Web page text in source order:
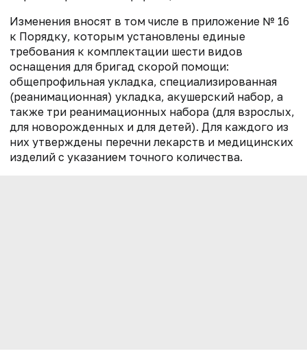
Изменения вносят в том числе в приложение № 16
к Порядку, которым установлены единые
требования к комплектации шести видов
оснащения для бригад скорой помощи:
общепрофильная укладка, специализированная
(реанимационная) укладка, акушерский набор, а
также три реанимационных набора (для взрослых,
для новорожденных и для детей). Для каждого из
них утверждены перечни лекарств и медицинских
изделий с указанием точного количества.